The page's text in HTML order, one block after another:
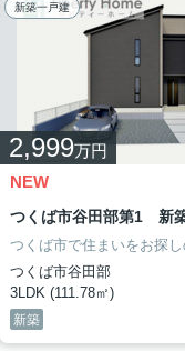
新築一戸建
2,999万円
NEW
つくば市谷田部第1 新
つくば市谷田部
3LDK (111.78㎡)
新築